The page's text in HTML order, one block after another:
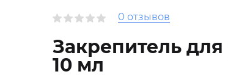
0 отзывов
Закрепитель
10 мл